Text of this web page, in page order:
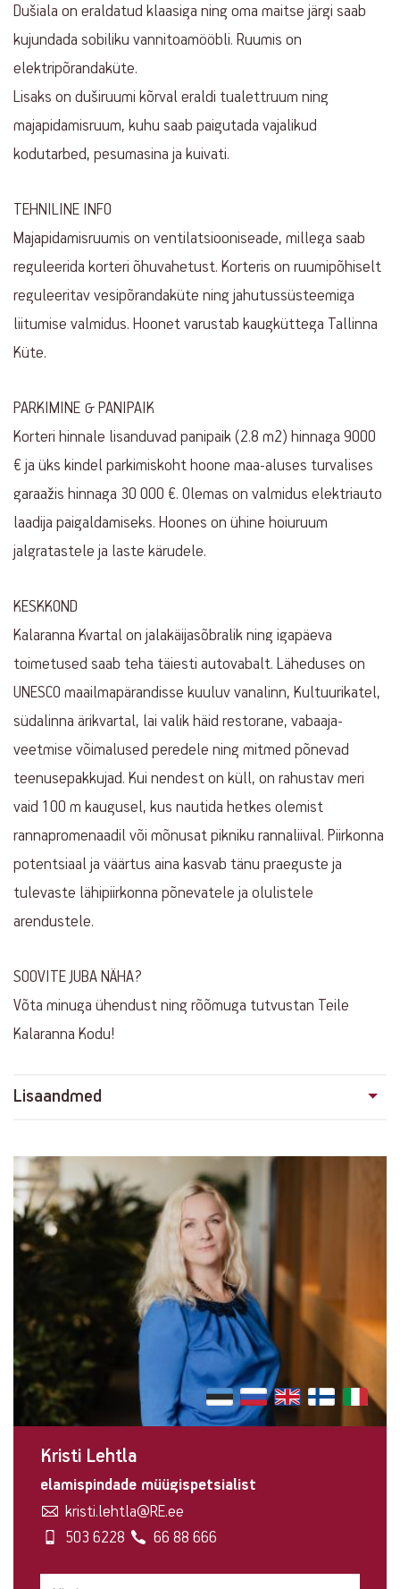
Dušiala on eraldatud klaasiga ning oma maitse järgi saab
kujundada sobiliku vannitoamööbli. Ruumis on
elektripõrandaküte.
Lisaks on duširuumi kõrval eraldi tualettruum ning
majapidamisruum, kuhu saab paigutada vajalikud
kodutarbed, pesumasina ja kuivati.
TEHNILINE INFO
Majapidamisruumis on ventilatsiooniseade, millega saab
reguleerida korteri õhuvahetust. Korteris on ruumipõhiselt
reguleeritav vesipõrandaküte ning jahutussüsteemiga
liitumise valmidus. Hoonet varustab kaugküttega Tallinna
Küte.
PARKIMINE & PANIPAIK
Korteri hinnale lisanduvad panipaik (2.8 m2) hinnaga 9000
€ ja üks kindel parkimiskoht hoone maa-aluses turvalises
garaažis hinnaga 30 000 €. Olemas on valmidus elektriauto
laadija paigaldamiseks. Hoones on ühine hoiuruum
jalgratastele ja laste kärudele.
KESKKOND
Kalaranna Kvartal on jalakäijasõbralik ning igapäeva
toimetused saab teha täiesti autovabalt. Läheduses on
UNESCO maailmapärandisse kuuluv vanalinn, Kultuurikatel,
südalinna ärikvartal, lai valik häid restorane, vabaaja-
veetmise võimalused peredele ning mitmed põnevad
teenusepakkujad. Kui nendest on küll, on rahustav meri
vaid 100 m kaugusel, kus nautida hetkes olemist
rannapromenaadil või mõnusat pikniku rannaliival. Piirkonna
potentsiaal ja väärtus aina kasvab tänu praeguste ja
tulevaste lähipiirkonna põnevatele ja olulistele
arendustele.
SOOVITE JUBA NÄHA?
Võta minuga ühendust ning rõõmuga tutvustan Teile
Kalaranna Kodu!
Lisaandmed
Contact
info
Kristi Lehtla
elamispindade müügispetsialist
kristi.lehtla@RE.ee
503 6228
66 88 666